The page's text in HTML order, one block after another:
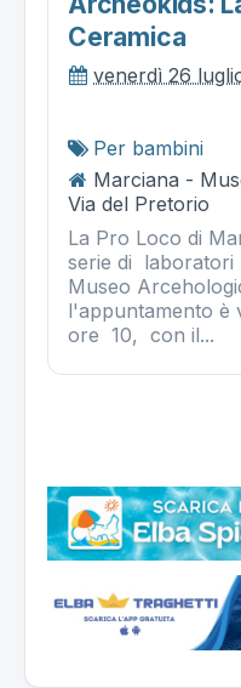
Ceramica
venerdì 26
Per bambini
Marciana -
Via del Pretorio
La Pro Loco di
serie di
Museo
l'appuntamento
ore 10, con il...